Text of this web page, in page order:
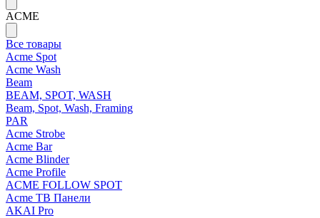
ACME
Все товары
Acme Spot
Acme Wash
Beam
BEAM, SPOT, WASH
Beam, Spot, Wash, Framing
PAR
Acme Strobe
Acme Bar
Acme Blinder
Acme Profile
ACME FOLLOW SPOT
Acme ТВ Панели
AKAI Pro